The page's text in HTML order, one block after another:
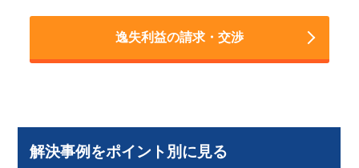
逸失利益の請求・交渉
解決事例をポイント別に見る